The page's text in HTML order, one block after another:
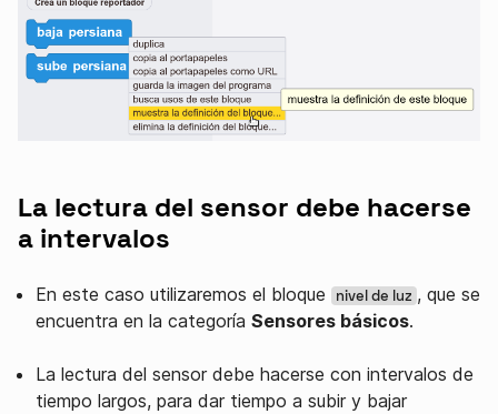
La lectura del sensor debe hacerse
a intervalos
En este caso utilizaremos el bloque nivel de luz , que se
encuentra en la categoría Sensores básicos.
La lectura del sensor debe hacerse con intervalos de
tiempo largos, para dar tiempo a subir y bajar